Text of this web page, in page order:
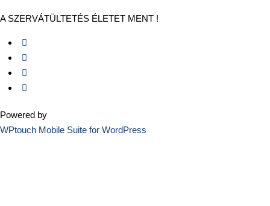
A SZERVÁTÜLTETÉS ÉLETET MENT !
Powered by
WPtouch Mobile Suite for WordPress